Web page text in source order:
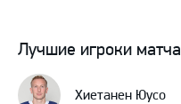
Лучшие игроки матча
Хиетанен Юусо